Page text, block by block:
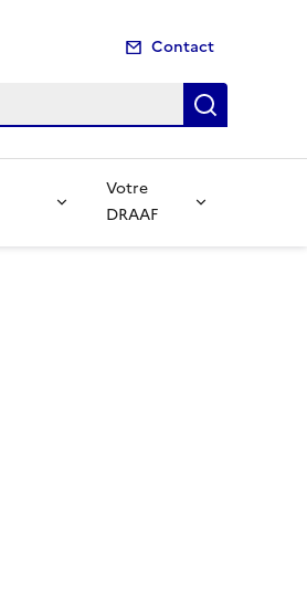
Contact
Votre
DRAAF